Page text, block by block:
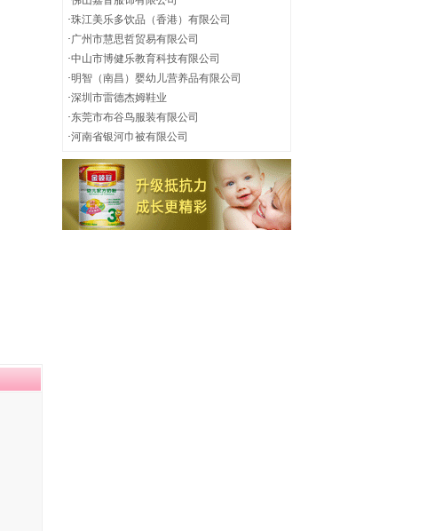
·珠江美乐多饮品（香港）有限公司
·广州市慧思哲贸易有限公司
·中山市博健乐教育科技有限公司
·明智（南昌）婴幼儿营养品有限公司
·深圳市雷德杰姆鞋业
·东莞市布谷鸟服装有限公司
·河南省银河巾被有限公司